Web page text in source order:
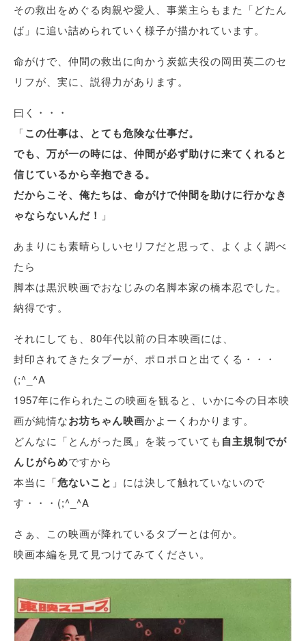
その救出をめぐる肉親や愛人、事業主らもまた「どたん
ば」に追い詰められていく様子が描かれています。
命がけで、仲間の救出に向かう炭鉱夫役の岡田英二のセ
リフが、実に、説得力があります。
曰く・・・
「この仕事は、とても危険な仕事だ。
でも、万が一の時には、仲間が必ず助けに来てくれると
信じているから辛抱できる。
だからこそ、俺たちは、命がけで仲間を助けに行かなき
ゃならないんだ！ 」
あまりにも素晴らしいセリフだと思って、よくよく調べ
たら
脚本は黒沢映画でおなじみの名脚本家の橋本忍でした。
納得です。
それにしても、80年代以前の日本映画には、
封印されてきたタブーが、ポロポロと出てくる・・・
(;^_^A
1957年に作られたこの映画を観ると、いかに今の日本映
画が純情なお坊ちゃん映画かよーくわかります。
どんなに「とんがった風」を装っていても 自主規制でが
んじがらめですから
本当に「危ないこと 」には決して触れていないので
す・・・(;^_^A
さぁ、この映画が降れているタブーとは何か。
映画本編を見て見つけてみてください。